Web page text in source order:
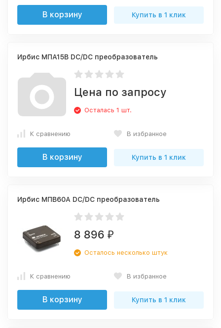
В корзину Купить в 1 клик
Ирбис МПА15В DC/DC преобразователь
Цена по запросу
Осталась 1 шт.
К сравнению В избранное
В корзину Купить в 1 клик
Ирбис МПВ60А DC/DC преобразователь
8 896 ₽
Осталось несколько штук
К сравнению В избранное
В корзину Купить в 1 клик